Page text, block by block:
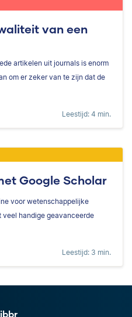
van een
artikelen uit journals is enorm
om er zeker van te zijn dat de
Leestijd: 4 min.
Google Scholar
voor wetenschappelijke
veel handige geavanceerde
Leestijd: 3 min.